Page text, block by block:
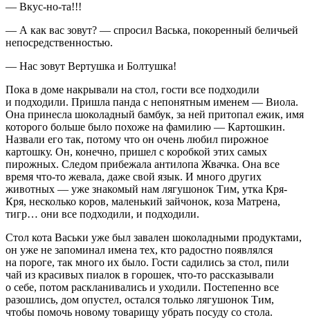
— Вкус-но-та!!!
— А как вас зовут? — спросил Васька, покоренный беличьей
непосредственностью.
— Нас зовут Вертушка и Болтушка!
Пока в доме накрывали на стол, гости все подходили
и подходили. Пришла панда с непонятным именем — Виола.
Она принесла шоколадный бамбук, за ней притопал ежик, имя
которого больше было похоже на фамилию — Картошкин.
Назвали его так, потому что он очень любил пирожное
картошку. Он, конечно, пришел с коробкой этих самых
пирожных. Следом прибежала антилопа Жвачка. Она все
время что-то жевала, даже свой язык. И много других
животных — уже знакомый нам лягушонок Тим, утка Кря-
Кря, несколько коров, маленький зайчонок, коза Матрена,
тигр… они все подходили, и подходили.
Стол кота Васьки уже был завален шоколадными продуктами,
он уже не запоминал имена тех, кто радостно появлялся
на пороге, так много их было. Гости садились за стол, пили
чай из красивых пиалок в горошек, что-то рассказывали
о себе, потом раскланивались и уходили. Постепенно все
разошлись, дом опустел, остался только лягушонок Тим,
чтобы помочь новому товарищу убрать посуду со стола.